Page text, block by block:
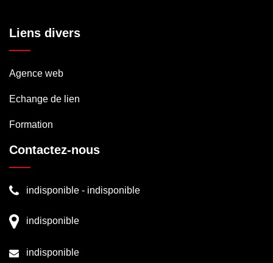
Liens divers
Agence web
Echange de lien
Formation
Contactez-nous
indisponible - indisponible
indisponible
indisponible